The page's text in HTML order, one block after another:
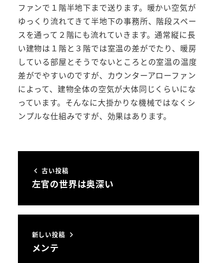
ファンで１階半地下まで送ります。暖かい空気が
ゆっくり流れてきて半地下の事務所、階段スペー
スを通って２階にも流れていきます。通常縦に長
い建物は１階と３階では室温の差がでたり、暖房
している部屋とそうでないところとの室温の温度
差がでやすいのですが、カウンターアローファン
によって、建物全体の空気が大体同じくらいにな
っています。そんなに大掛かりな機械ではなくシ
ンプルな仕組みですが、効果はあります。
古い投稿
左官の世界は奥深い
新しい投稿
メンテ